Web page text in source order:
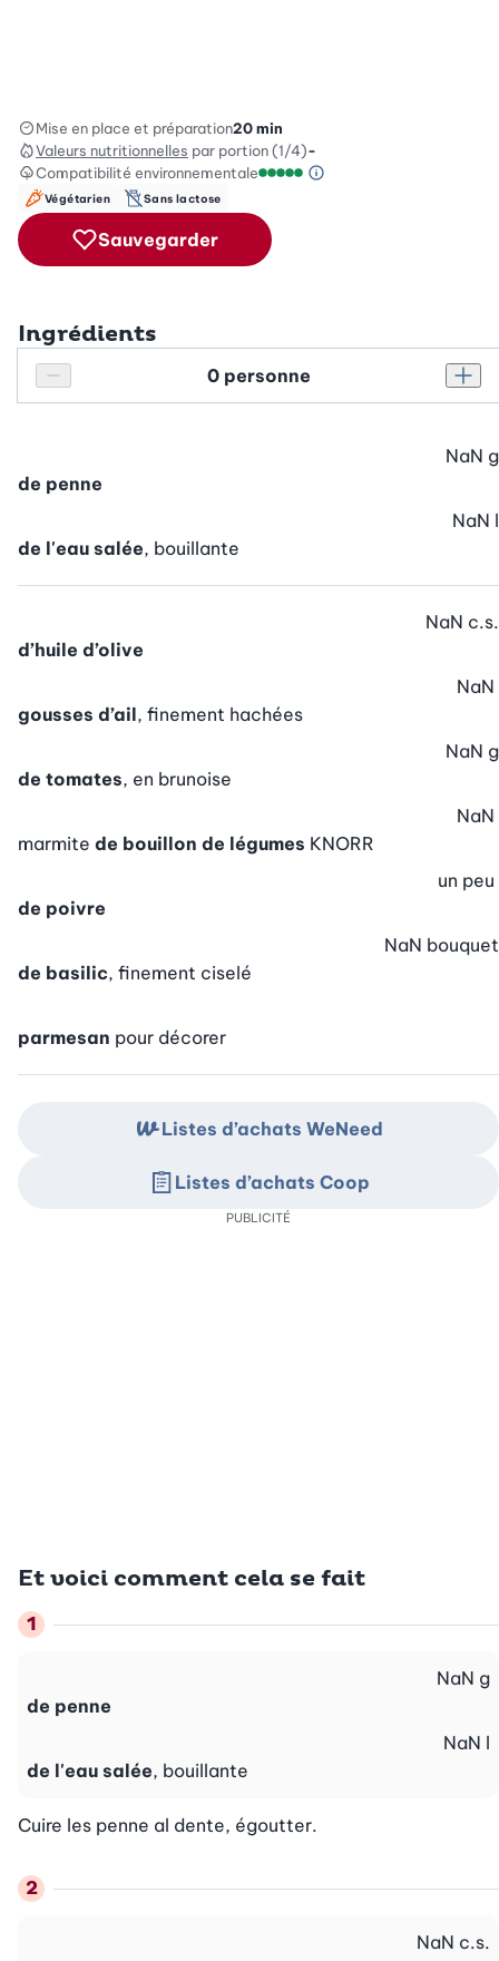
Mise en place et préparation20 min
Valeurs nutritionnelles par portion (1/4)-
Compatibilité environnementale
Information sur
Végétarien Sans lactose
Sauvegarder
Ingrédients
Réduire le nombre de personnes
Personnes
de penne
NaN g
de l'eau salée, bouillante
NaN l
d’huile d’olive
NaN c.s.
gousses d’ail, finement hachées
NaN
de tomates, en brunoise
NaN g
marmite de bouillon de légumes KNORR
NaN
de poivre
un peu
de basilic, finement ciselé
NaN bouquet
parmesan pour décorer
Et voici comment cela se fait
de penne
NaN g
de l'eau salée, bouillante
NaN l
Cuire les penne al dente, égoutter.
NaN c.s.
Listes d’achats WeNeed
Listes d’achats Coop
PUBLICITÉ